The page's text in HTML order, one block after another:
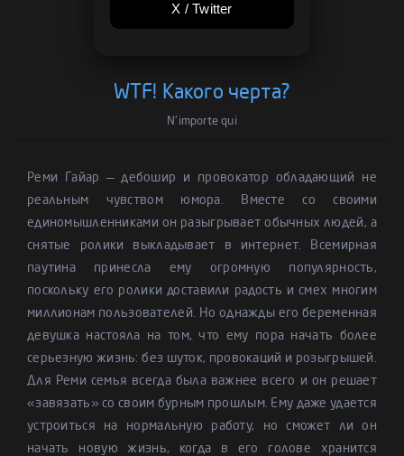
X / Twitter
WTF! Какого черта?
N'importe qui
Реми Гайар — дебошир и провокатор обладающий не
реальным чувством юмора. Вместе со своими
единомышленниками он разыгрывает обычных людей, а
снятые ролики выкладывает в интернет. Всемирная
паутина принесла ему огромную популярность,
поскольку его ролики доставили радость и смех многим
миллионам пользователей. Но однажды его беременная
девушка настояла на том, что ему пора начать более
серьезную жизнь: без шуток, провокаций и розыгрышей.
Для Реми семья всегда была важнее всего и он решает
«завязать» со своим бурным прошлым. Ему даже удается
устроиться на нормальную работу, но сможет ли он
начать новую жизнь, когда в его голове хранится